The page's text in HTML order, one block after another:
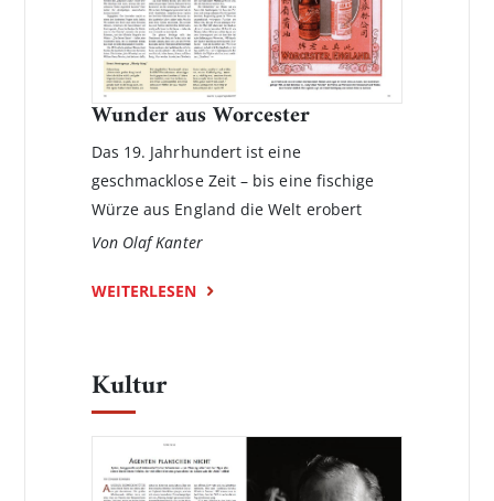
Wunder aus Worcester
Das 19. Jahrhundert ist eine
geschmacklose Zeit – bis eine fischige
Würze aus England die Welt erobert
Von Olaf Kanter
WEITERLESEN
Kultur